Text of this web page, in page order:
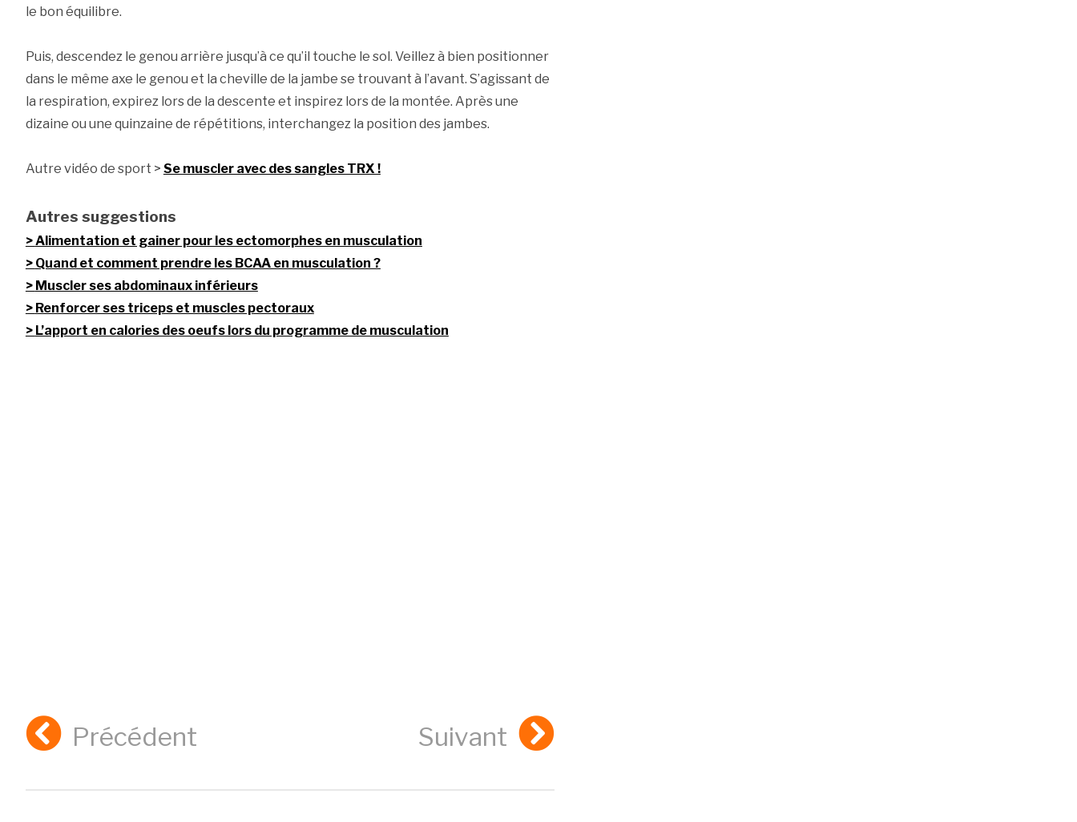
le bon équilibre.
Puis, descendez le genou arrière jusqu’à ce qu’il touche le sol. Veillez à bien positionner
dans le même axe le genou et la cheville de la jambe se trouvant à l’avant. S’agissant de
la respiration, expirez lors de la descente et inspirez lors de la montée. Après une
dizaine ou une quinzaine de répétitions, interchangez la position des jambes.
Autre vidéo de sport > Se muscler avec des sangles TRX !
Autres suggestions
Alimentation et gainer pour les ectomorphes en musculation
Quand et comment prendre les BCAA en musculation ?
Muscler ses abdominaux inférieurs
Renforcer ses triceps et muscles pectoraux
L’apport en calories des oeufs lors du programme de musculation
Précédent Suivant